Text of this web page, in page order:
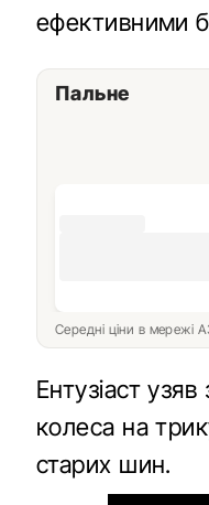
ефективними
Пальне
Середні ціни в мережі
Ентузіаст
колеса на
старих шин.